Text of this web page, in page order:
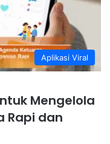
Aplikasi Viral
Mengelola
Rapi dan